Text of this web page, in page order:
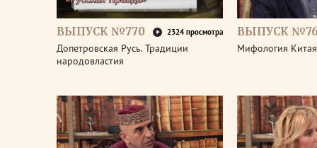
ВЫПУСК №770 2324 просмотра
Допетровская Русь. Традиции
народовластия
ВЫПУСК
Мифология Китая